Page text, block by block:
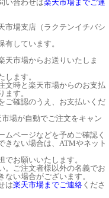
い合わせは楽天市場までご連
市場支店（ラクテンイチバシ
しています。
天市場からお送りいたしま
ます。
文時と楽天市場からのお支払
す。
ご確認のうえ、お支払いくだ
場が自動でご注文をキャン
ページなどを予めご確認く
きない場合は、ATMやネット
お願いいたします。
。ご注文者様以外の名義でお
い場合がございます。
は楽天市場までご連絡 くださ